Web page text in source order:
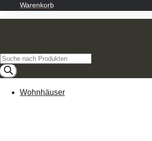
Warenkorb
Products
search
Wohnhäuser